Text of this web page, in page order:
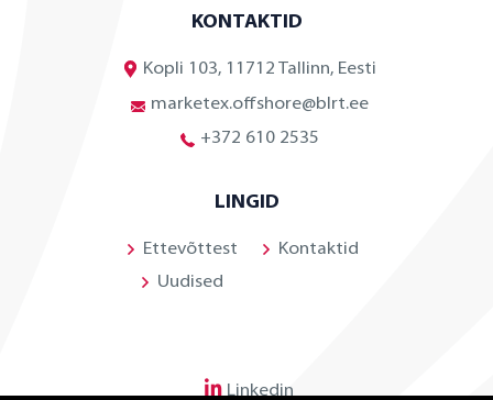
KONTAKTID
Kopli 103, 11712 Tallinn, Eesti
marketex.offshore@blrt.ee
+372 610 2535
LINGID
Ettevõttest
Uudised
Kontaktid
Linkedin